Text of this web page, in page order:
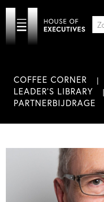
COFFEE CORNER
LEADER'S LIBRARY
PARTNERBIJDRAGE